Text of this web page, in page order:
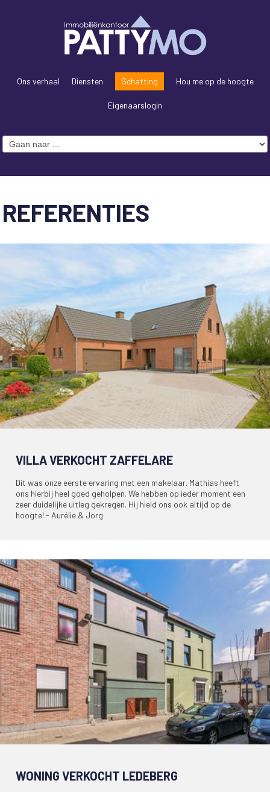
Ons verhaal Diensten Schatting Hou me op de hoogte
Eigenaarslogin
REFERENTIES
VILLA VERKOCHT ZAFFELARE
Dit was onze eerste ervaring met een makelaar. Mathias heeft
ons hierbij heel goed geholpen. We hebben op ieder moment een
zeer duidelijke uitleg gekregen. Hij hield ons ook altijd op de
hoogte! - Aurélie & Jorg
WONING VERKOCHT LEDEBERG